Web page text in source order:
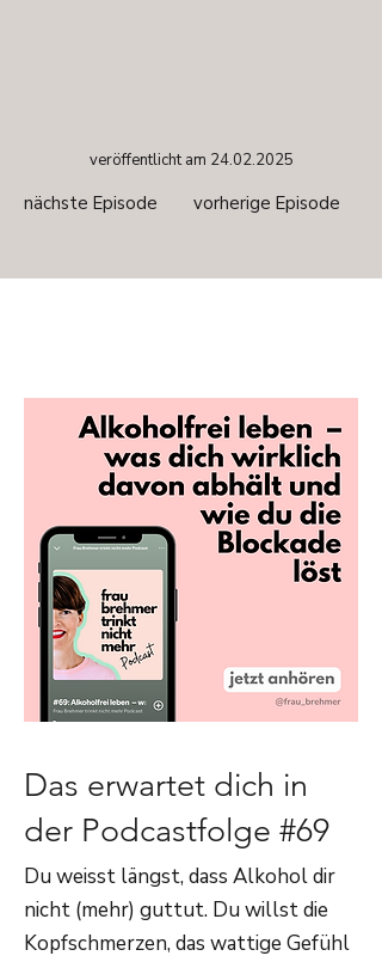
veröffentlicht am 24.02.2025
nächste Episode vorherige Episode
Das erwartet dich in
der Podcastfolge #69
Du weisst längst, dass Alkohol dir
nicht (mehr) guttut. Du willst die
Kopfschmerzen, das wattige Gefühl